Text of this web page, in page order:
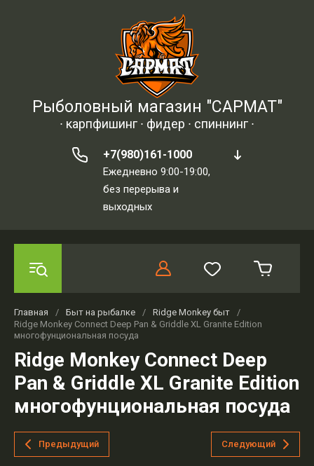
Рыболовный магазин "САРМАТ"
∙ карпфишинг ∙ фидер ∙ спиннинг ∙
+7(980)161-1000
Ежедневно 9:00-19:00,
без перерыва и
выходных
Главная / Быт на рыбалке / Ridge Monkey быт
/
Ridge Monkey Connect Deep Pan & Griddle XL Granite Edition
многофунциональная посуда
Ridge Monkey Connect Deep
Pan & Griddle XL Granite Edition
многофунциональная посуда
Предыдущий Следующий